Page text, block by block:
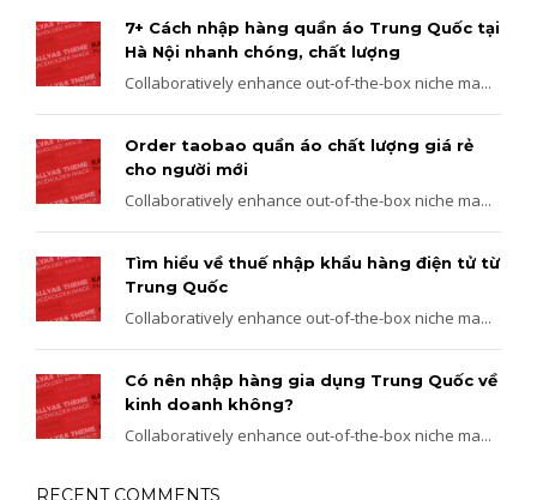
7+ Cách nhập hàng quần áo Trung Quốc tại
Hà Nội nhanh chóng, chất lượng
Collaboratively enhance out-of-the-box niche ma...
Order taobao quần áo chất lượng giá rẻ
cho người mới
Collaboratively enhance out-of-the-box niche ma...
Tìm hiểu về thuế nhập khẩu hàng điện tử từ
Trung Quốc
Collaboratively enhance out-of-the-box niche ma...
Có nên nhập hàng gia dụng Trung Quốc về
kinh doanh không?
Collaboratively enhance out-of-the-box niche ma...
RECENT COMMENTS